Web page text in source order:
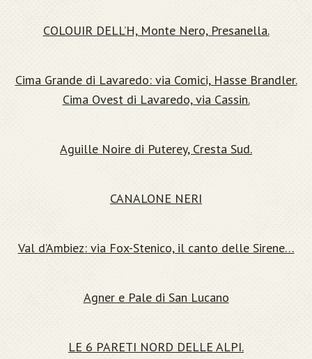
COLOUIR DELL’H, Monte Nero, Presanella.
Cima Grande di Lavaredo: via Comici, Hasse Brandler.
Cima Ovest di Lavaredo, via Cassin.
Aguille Noire di Puterey, Cresta Sud.
CANALONE NERI
Val d’Ambiez: via Fox-Stenico, il canto delle Sirene…
Agner e Pale di San Lucano
LE 6 PARETI NORD DELLE ALPI.